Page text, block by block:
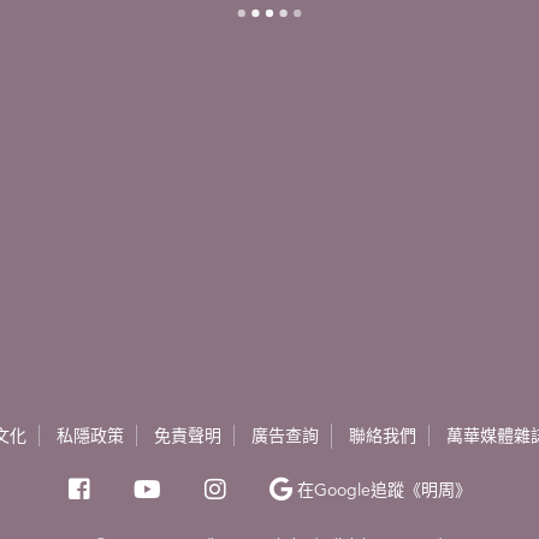
化 私隱政策 免責聲明 廣告查詢 聯絡我們 萬華媒體雜
在Google追蹤《明周》